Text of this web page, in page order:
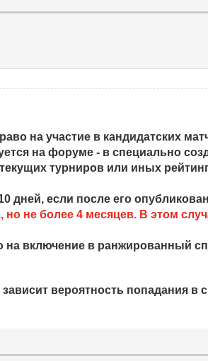
на участие в кандидатских
на форуме - в специально
турниров или иных
если после его
не более 4 месяцев. В этом
включение в ранжированный
вероятность попадания в